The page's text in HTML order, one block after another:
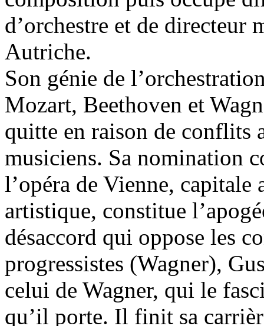
d’orchestre et de directeur
Autriche.
Son génie de
Mozart, Beethoven et
quitte en raison de conflits
musiciens. Sa nomination
l’opéra de Vienne,
artistique, constitue
désaccord qui oppose les
progressistes (Wagner),
celui de Wagner, qui le
qu’il porte. Il finit sa